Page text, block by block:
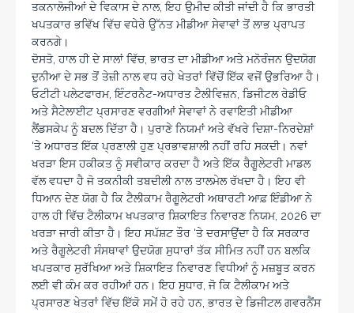
ਤਕਨਾਲੋਜੀਆਂ ਦੇ ਵਿਕਾਸ ਦੇ ਨਾਲ, ਇਹ ਉਮੀਦ ਕੀਤੀ ਜਾਂਦੀ ਹੈ ਕਿ ਭਾਰਤੀ
ਖਪਤਕਾਰ ਭਵਿੱਖ ਵਿੱਚ ਵਧੇਰੇ ਉੱਨਤ ਮੀਡੀਆ ਸੇਵਾਵਾਂ ਤੋਂ ਲਾਭ ਪ੍ਰਾਪਤ
ਕਰਨਗੇ।
ਦੋਸਤੋ, ਹਾਲ ਹੀ ਦੇ ਸਾਲਾਂ ਵਿੱਚ, ਭਾਰਤ ਦਾ ਮੀਡੀਆ ਅਤੇ ਮਨੋਰੰਜਨ ਉਦਯੋਗ
ਦੁਨੀਆ ਦੇ ਸਭ ਤੋਂ ਤੇਜ਼ੀ ਨਾਲ ਵਧ ਰਹੇ ਖੇਤਰਾਂ ਵਿੱਚੋਂ ਇੱਕ ਵਜੋਂ ਉਭਰਿਆ ਹੈ।
ਓਟੀਟੀ ਪਲੇਟਫਾਰਮ, ਇੰਟਰਨੈਟ-ਅਧਾਰਤ ਟੈਲੀਵਿਜ਼ਨ, ਡਿਜੀਟਲ ਰੇਡੀਓ
ਅਤੇ ਸੈਟੇਲਾਈਟ ਪ੍ਰਸਾਰਣ ਵਰਗੀਆਂ ਸੇਵਾਵਾਂ ਨੇ ਰਵਾਇਤੀ ਮੀਡੀਆ
ਲੈਂਡਸਕੇਪ ਨੂੰ ਬਦਲ ਦਿੱਤਾ ਹੈ। ਪੁਰਾਣੇ ਨਿਯਮਾਂ ਅਤੇ ਵੱਖਰੇ ਦਿਸ਼ਾ-ਨਿਰਦੇਸ਼ਾਂ
‘ਤੇ ਅਧਾਰਤ ਇੱਕ ਪ੍ਰਣਾਲੀ ਹੁਣ ਪ੍ਰਭਾਵਸ਼ਾਲੀ ਨਹੀਂ ਰਹਿ ਸਕਦੀ। ਨਵਾਂ
ਖਰੜਾ ਇਸ ਹਕੀਕਤ ਨੂੰ ਸਵੀਕਾਰ ਕਰਦਾ ਹੈ ਅਤੇ ਇੱਕ ਰੈਗੂਲੇਟਰੀ ਮਾਡਲ
ਵੱਲ ਵਧਦਾ ਹੈ ਜੋ ਤਕਨੀਕੀ ਤਬਦੀਲੀ ਨਾਲ ਤਾਲਮੇਲ ਰੱਖਦਾ ਹੈ। ਇਹ ਵੀ
ਧਿਆਨ ਦੇਣ ਯੋਗ ਹੈ ਕਿ ਟੈਲੀਕਾਮ ਰੈਗੂਲੇਟਰੀ ਅਥਾਰਟੀ ਆਫ਼ ਇੰਡੀਆ ਨੇ
ਹਾਲ ਹੀ ਵਿੱਚ ਟੈਲੀਕਾਮ ਖਪਤਕਾਰ ਸ਼ਿਕਾਇਤ ਨਿਵਾਰਣ ਨਿਯਮ, 2026 ਦਾ
ਖਰੜਾ ਜਾਰੀ ਕੀਤਾ ਹੈ। ਇਹ ਸਪੱਸ਼ਟ ਤੌਰ ‘ਤੇ ਦਰਸਾਉਂਦਾ ਹੈ ਕਿ ਸਰਕਾਰ
ਅਤੇ ਰੈਗੂਲੇਟਰੀ ਸੰਸਥਾਵਾਂ ਉਦਯੋਗ ਸੁਧਾਰਾਂ ਤੱਕ ਸੀਮਿਤ ਨਹੀਂ ਹਨ ਬਲਕਿ
ਖਪਤਕਾਰ ਸੁਰੱਖਿਆ ਅਤੇ ਸ਼ਿਕਾਇਤ ਨਿਵਾਰਣ ਵਿਧੀਆਂ ਨੂੰ ਮਜ਼ਬੂਤ ​​ਕਰਨ
ਲਈ ਵੀ ਕੰਮ ਕਰ ਰਹੀਆਂ ਹਨ। ਇਹ ਸੁਧਾਰ, ਜੋ ਕਿ ਟੈਲੀਕਾਮ ਅਤੇ
ਪ੍ਰਸਾਰਣ ਖੇਤਰਾਂ ਵਿੱਚ ਇੱਕੋ ਸਮੇਂ ਹੋ ਰਹੇ ਹਨ, ਭਾਰਤ ਦੇ ਡਿਜੀਟਲ ਗਵਰਨੈਂਸ